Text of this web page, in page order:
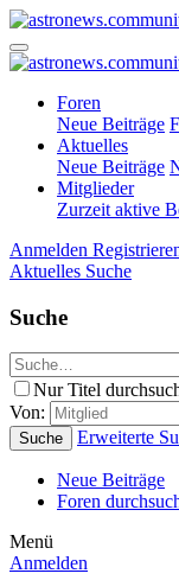
Foren
Neue Beiträge
Aktuelles
Neue Beiträge
Mitglieder
Zurzeit aktive
Anmelden
Aktuelles Suche
Suche
Nur Titel
Von:
Suche Erweiterte
Neue Beiträge
Foren
Menü
Anmelden